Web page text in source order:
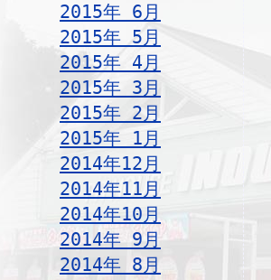
2015年 6月
2015年 5月
2015年 4月
2015年 3月
2015年 2月
2015年 1月
2014年12月
2014年11月
2014年10月
2014年 9月
2014年 8月